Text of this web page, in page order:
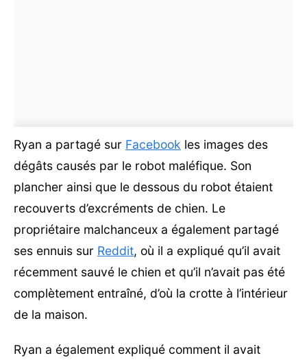
Ryan a partagé sur Facebook les images des
dégâts causés par le robot maléfique. Son
plancher ainsi que le dessous du robot étaient
recouverts d’excréments de chien. Le
propriétaire malchanceux a également partagé
ses ennuis sur Reddit, où il a expliqué qu’il avait
récemment sauvé le chien et qu’il n’avait pas été
complètement entraîné, d’où la crotte à l’intérieur
de la maison.
Ryan a également expliqué comment il avait